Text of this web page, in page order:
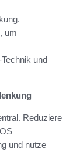
um
und
Reduziere
und nutze